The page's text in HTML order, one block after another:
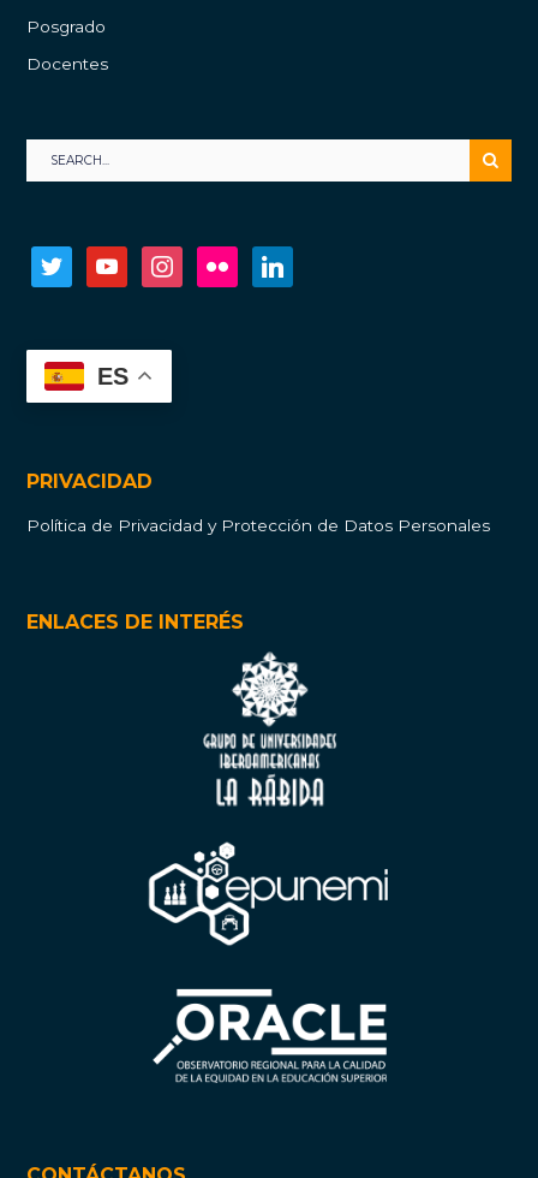
Posgrado
Docentes
twitter youtube instagramflickr
ES
PRIVACIDAD
Política de Privacidad y Protección de Datos Personales
ENLACES DE INTERÉS